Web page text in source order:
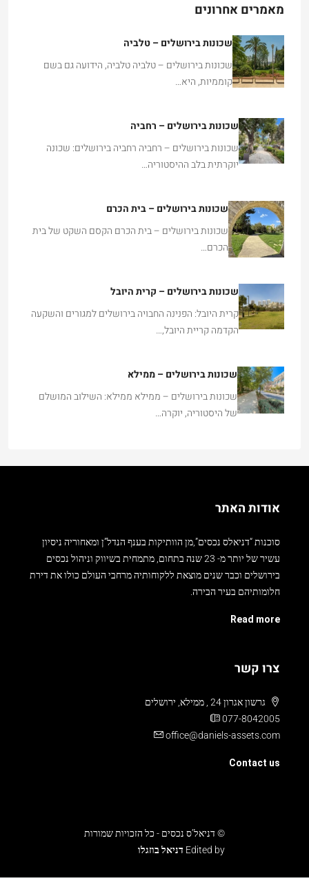
מאמרים אחרונים
שכונות בירושלים – טלביה
שכונות בירושלים – טלביה טלביה, הידועה גם בשם
קוממיות, היא…
שכונות בירושלים – רחביה
שכונות בירושלים – רחביה רחביה בירושלים: שכונה
יוקרתית בלב ההיסטוריה…
שכונות בירושלים – בית הכרם
שכונות בירושלים – בית הכרם הקסם השקט של בית
הכרם…
שכונות בירושלים – קרית היובל
קרית היובל: הפנינה החבויה בירושלים למגורים והשקעה
הקדמה קריית היובל,…
שכונות בירושלים – ממילא
שכונות בירושלים – ממילא ממילא: השילוב המושלם
של היסטוריה, יוקרה…
אודות האתר
סוכנות “דניאלס נכסים”,מן הוותיקות בענף הנדל”ן ומאחוריה ניסיון
עשיר של יותר מ- 23 שנה בתחום, מתמחית בשיווק וניהול נכסים
בירושלים וכבר שנים מוצאת ללקוחותיה מרחבי העולם כולו את דירת
חלומותיהם בעיר הבירה.
Read more
צרו קשר
גרשון אגרון 24 , ממילא, ירושלים
077-8042005
office@daniels-assets.com
Contact us
© דניאל’ס נכסים - כל הזכויות שמורות
Edited by דניאל בוזגלו